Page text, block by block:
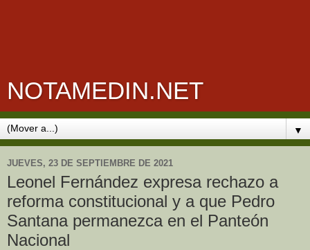
NOTAMEDIN.NET
▼
JUEVES, 23 DE SEPTIEMBRE DE 2021
Leonel Fernández expresa rechazo a
reforma constitucional y a que Pedro
Santana permanezca en el Panteón
Nacional